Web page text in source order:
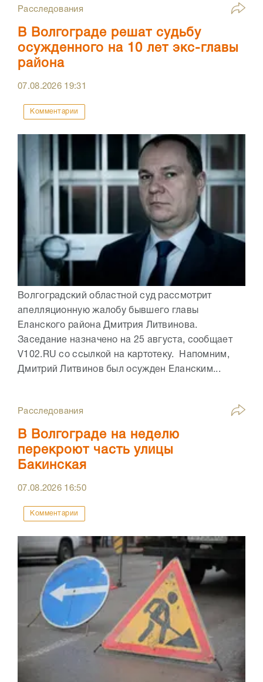
Расследования
В Волгограде решат судьбу
осужденного на 10 лет экс-главы
района
07.08.2026 19:31
Комментарии
Волгоградский областной суд рассмотрит
апелляционную жалобу бывшего главы
Еланского района Дмитрия Литвинова.
Заседание назначено на 25 августа, сообщает
V102.RU со ссылкой на картотеку. Напомним,
Дмитрий Литвинов был осужден Еланским...
Расследования
В Волгограде на неделю
перекроют часть улицы
Бакинская
07.08.2026 16:50
Комментарии